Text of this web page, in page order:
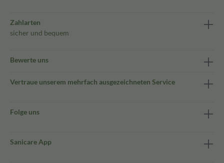
Zahlarten
sicher und bequem
Bewerte uns
Vertraue unserem mehrfach ausgezeichneten Service
Folge uns
Sanicare App